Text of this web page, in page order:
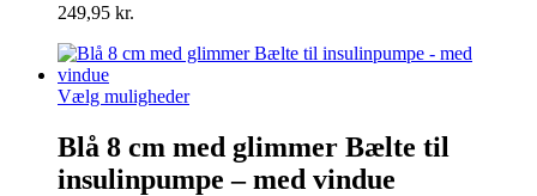
på
249,95 kr.
Vælg mulighederDette
flere
varianter.
Blå 8 cm med glimmer Bælte til
insulinpumpe – med vindue